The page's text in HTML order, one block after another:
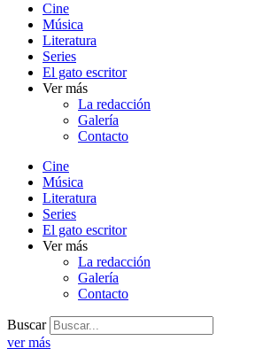
Cine
Música
Literatura
Series
El gato escritor
Ver más
La redacción
Galería
Contacto
Cine
Música
Literatura
Series
El gato escritor
Ver más
La redacción
Galería
Contacto
Buscar
ver más